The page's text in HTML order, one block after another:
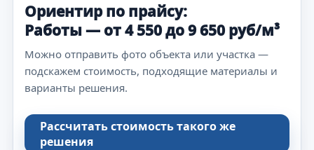
Ориентир по прайсу:
Работы — от 4 550 до 9 650 руб/м³
Можно отправить фото объекта или участка —
подскажем стоимость, подходящие материалы и
варианты решения.
Рассчитать стоимость такого же
решения